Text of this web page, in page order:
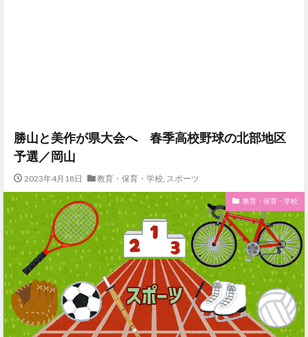
勝山と美作が県大会へ 春季高校野球の北部地区
予選／岡山
2023年4月18日 教育・保育・学校 スポーツ
教育・保育・学校